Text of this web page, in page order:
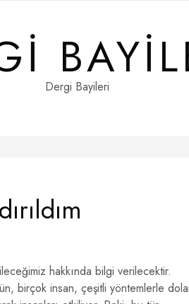
Dergi Bayileri
hakkında bilgi verilecektir.
birçok insan, çeşitli yöntemlerle